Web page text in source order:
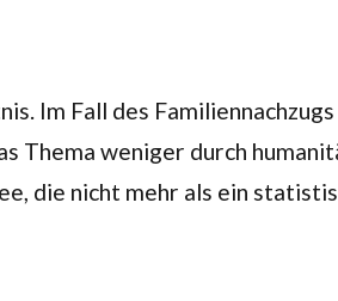
Im Fall des
Thema weniger durch
die nicht mehr als ein